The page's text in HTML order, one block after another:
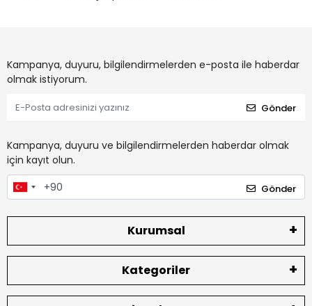
Kampanya, duyuru, bilgilendirmelerden e-posta ile haberdar
olmak istiyorum.
Gönder
Kampanya, duyuru ve bilgilendirmelerden haberdar olmak
için kayıt olun.
Gönder
Kurumsal
Kategoriler